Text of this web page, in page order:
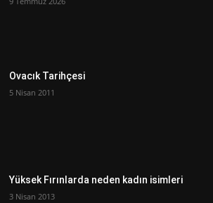
Ovacık Tarihçesi
5 Nisan 2011
Yüksek Fırınlarda neden kadın isimleri
3 Nisan 2013